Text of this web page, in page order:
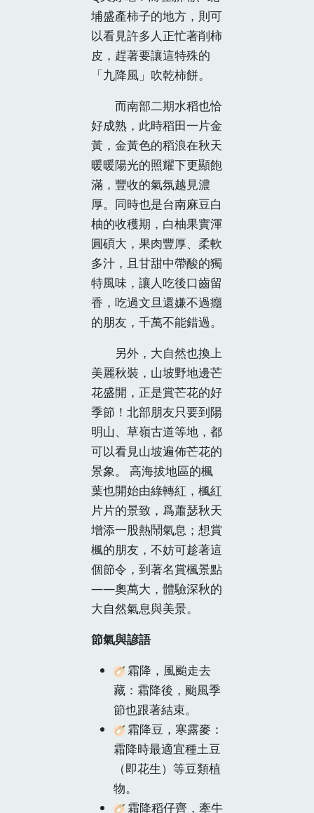
埔盛產柿子的地方，則可
以看見許多人正忙著削柿
皮，趕著要讓這特殊的
「九降風」吹乾柿餅。
而南部二期水稻也恰
好成熟，此時稻田一片金
黃，金黃色的稻浪在秋天
暖暖陽光的照耀下更顯飽
滿，豐收的氣氛越見濃
厚。同時也是台南麻豆白
柚的收穫期，白柚果實渾
圓碩大，果肉豐厚、柔軟
多汁，且甘甜中帶酸的獨
特風味，讓人吃後口齒留
香，吃過文旦還嫌不過癮
的朋友，千萬不能錯過。
另外，大自然也換上
美麗秋裝，山坡野地邊芒
花盛開，正是賞芒花的好
季節！北部朋友只要到陽
明山、草嶺古道等地，都
可以看見山坡遍佈芒花的
景象。 高海拔地區的楓
葉也開始由綠轉紅，楓紅
片片的景致，爲蕭瑟秋天
增添一股熱鬧氣息；想賞
楓的朋友，不妨可趁著這
個節令，到著名賞楓景點
——奧萬大，體驗深秋的
大自然氣息與美景。
節氣與諺語
霜降，風颱走去
藏：霜降後，颱風季
節也跟著結束。
霜降豆，寒露麥：
霜降時最適宜種土豆
（即花生）等豆類植
物。
霜降稻仔齊，牽牛